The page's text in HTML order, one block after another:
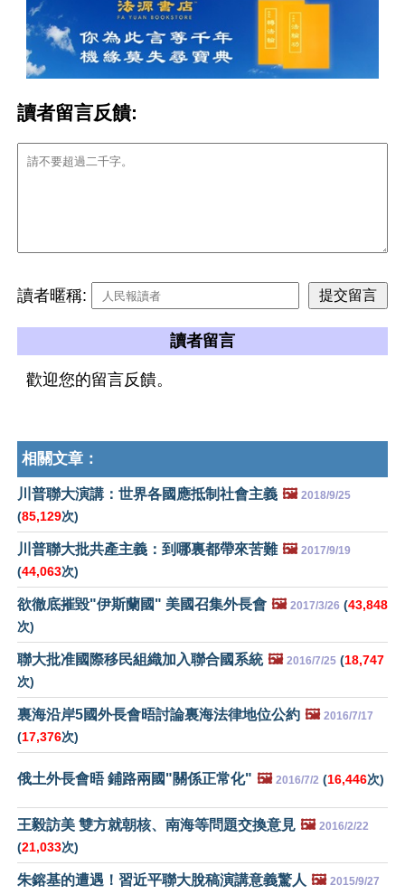
讀者留言反饋:
讀者暱稱:
讀者留言
歡迎您的留言反饋。
相關文章：
川普聯大演講：世界各國應抵制社會主義 🖼️ 2018/9/25
(85,129次)
川普聯大批共產主義：到哪裏都帶來苦難 🖼️ 2017/9/19
(44,063次)
欲徹底摧毀"伊斯蘭國" 美國召集外長會 🖼️ 2017/3/26 (43,848
次)
聯大批准國際移民組織加入聯合國系統 🖼️ 2016/7/25 (18,747
次)
裏海沿岸5國外長會晤討論裏海法律地位公約 🖼️ 2016/7/17
(17,376次)
俄土外長會晤 鋪路兩國"關係正常化" 🖼️ 2016/7/2 (16,446次)
王毅訪美 雙方就朝核、南海等問題交換意見 🖼️ 2016/2/22
(21,033次)
朱鎔基的遭遇！習近平聯大脫稿演講意義驚人 🖼️ 2015/9/27